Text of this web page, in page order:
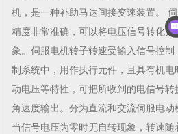
机，是一种补助马达间接变速装置。
精度非常准确，可以将电压信号转化
象。伺服电机转子转速受输入信号控
制系统中，用作执行元件，且具有机电
动电压等特性，可把所收到的电信号
角速度输出。分为直流和交流伺服电动
当信号电压为零时无自转现象，转速随